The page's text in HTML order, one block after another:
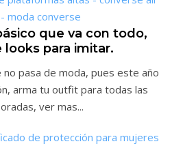
que va con todo,
looks para imitar.
no pasa de moda, pues este año
arma tu outfit para todas las
ver mas...